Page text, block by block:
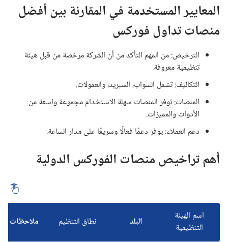
المعايير المستخدمة في المقارنة بين أفضل
منصات تداول فوركس
الترخيص: من المهم التأكد من أن الشركة مرخصة من قبل هيئة
تنظيمية معروفة.
التكاليف: تشمل السواب، السبريد، والعمولات.
المنصات: توفر المنصات سهلة الاستخدام مجموعة واسعة من
الأدوات والمميزات.
دعم العملاء: يوفر دعمًا فعالًا وسريعًا على مدار الساعة.
أهم تراخيص منصات الفوركس الدولية
اسم الهيئة
التنظيمية
البلد نطاق التنظيم ملاحظات